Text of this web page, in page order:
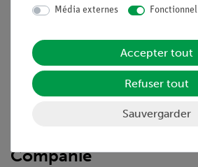
Service
Aperçu du service
Téléchargements
Catalogue
Companie
Média externes Fonctionnel
Accepter tout
Refuser tout
Sauvergarder